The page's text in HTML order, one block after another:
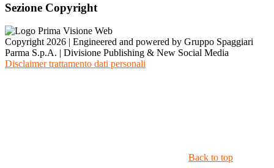
Sezione Copyright
Copyright 2026 | Engineered and powered by Gruppo Spaggiari
Parma S.p.A. | Divisione Publishing & New Social Media
Disclaimer trattamento dati personali
Back to top